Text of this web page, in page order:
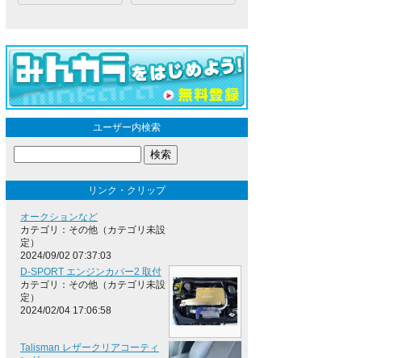
ユーザー内検索
リンク・クリップ
オークションなど
カテゴリ：その他（カテゴリ未設
定）
2024/09/02 07:37:03
D-SPORT エンジンカバー2 取付
カテゴリ：その他（カテゴリ未設
定）
2024/02/04 17:06:58
Talisman レザークリアコーティ